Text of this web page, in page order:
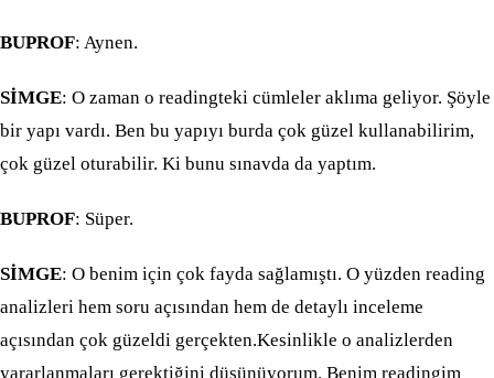
BUPROF: Aynen.
SİMGE: O zaman o readingteki cümleler aklıma geliyor. Şöyle
bir yapı vardı. Ben bu yapıyı burda çok güzel kullanabilirim,
çok güzel oturabilir. Ki bunu sınavda da yaptım.
BUPROF: Süper.
SİMGE: O benim için çok fayda sağlamıştı. O yüzden reading
analizleri hem soru açısından hem de detaylı inceleme
açısından çok güzeldi gerçekten.Kesinlikle o analizlerden
yararlanmaları gerektiğini düşünüyorum. Benim readingim